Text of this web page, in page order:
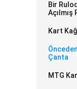
Bir
Açılmış
Kart
Çanta
MTG